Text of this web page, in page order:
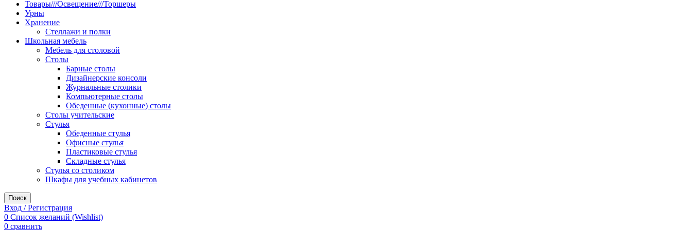
Товары///Освещение///Торшеры
Урны
Хранение
Стеллажи и полки
Школьная мебель
Мебель для столовой
Столы
Барные столы
Дизайнерские консоли
Журнальные столики
Компьютерные столы
Обеденные (кухонные) столы
Столы учительские
Стулья
Обеденные стулья
Офисные стулья
Пластиковые стулья
Складные стулья
Стулья со столиком
Шкафы для учебных кабинетов
Поиск
Вход / Регистрация
0 Список желаний (Wishlist)
0 сравнить